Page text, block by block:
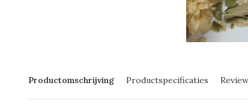
Productomschrijving Productspecificaties